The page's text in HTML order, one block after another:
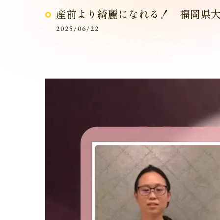
産前より綺麗になれる！ 福岡県
2025/06/22